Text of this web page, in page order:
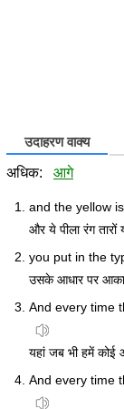
उदाहरण वाक्य
अधिक: आगे
and the yellow
और ये पीला रंग तारों
you put in the
उसके आधार पर
And every time
यहां जब भी हमें कोई
And every time